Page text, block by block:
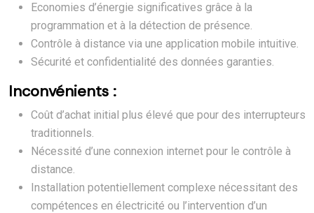
Economies d’énergie significatives grâce à la
programmation et à la détection de présence.
Contrôle à distance via une application mobile intuitive.
Sécurité et confidentialité des données garanties.
Inconvénients :
Coût d’achat initial plus élevé que pour des interrupteurs
traditionnels.
Nécessité d’une connexion internet pour le contrôle à
distance.
Installation potentiellement complexe nécessitant des
compétences en électricité ou l’intervention d’un